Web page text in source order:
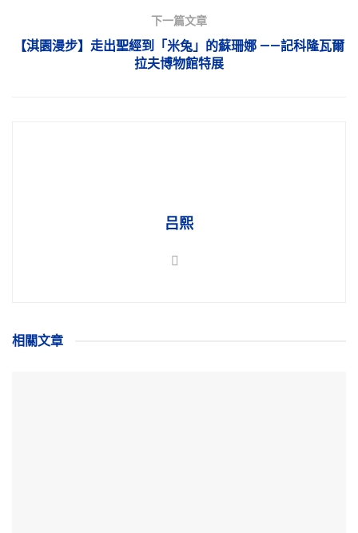
下一篇文章
【淇園漫步】走出聖經到「米兔」的蘇珊娜 ——記科隆瓦爾
拉夫博物館特展
吕熙
相關文章